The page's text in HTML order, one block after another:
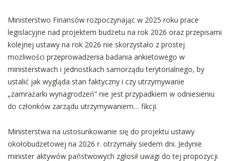
Ministerstwo Finansów rozpoczynając w 2025 roku prace
legislacyjne nad projektem budżetu na rok 2026 oraz przepisami
kolejnej ustawy na rok 2026 nie skorzystało z prostej
możliwości przeprowadzenia badania ankietowego w
ministerstwach i jednostkach samorządu terytorialnego, by
ustalić jak wygląda stan faktyczny i czy utrzymywanie
„zamrażarki wynagrodzeń” nie jest przypadkiem w odniesieniu
do członków zarządu utrzymywaniem… fikcji.
Ministerstwa na ustosunkowanie się do projektu ustawy
okołobudżetowej na 2026 r. otrzymały siedem dni. Jedynie
minister aktywów państwowych zgłosił uwagi do tej propozycji